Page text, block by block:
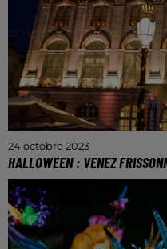
24 octobre 2023
HALLOWEEN : VENEZ
Un événement gratuit